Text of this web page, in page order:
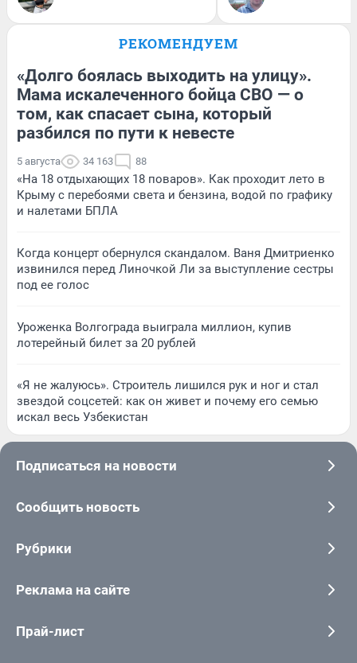
РЕКОМЕНДУЕМ
«Долго боялась выходить на улицу».
Мама искалеченного бойца СВО — о
том, как спасает сына, который
разбился по пути к невесте
5 августа 34 163 88
«На 18 отдыхающих 18 поваров». Как проходит лето в
Крыму с перебоями света и бензина, водой по графику
и налетами БПЛА
Когда концерт обернулся скандалом. Ваня Дмитриенко
извинился перед Линочкой Ли за выступление сестры
под ее голос
Уроженка Волгограда выиграла миллион, купив
лотерейный билет за 20 рублей
«Я не жалуюсь». Строитель лишился рук и ног и стал
звездой соцсетей: как он живет и почему его семью
искал весь Узбекистан
Подписаться на новости
Сообщить новость
Рубрики
Реклама на сайте
Прай-лист